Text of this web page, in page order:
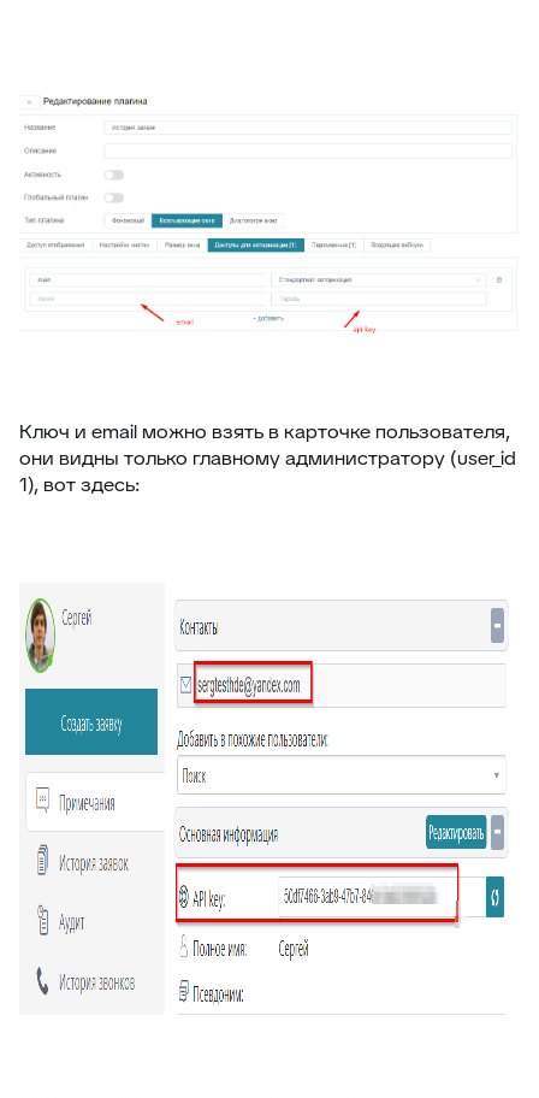
Ключ и email можно взять в карточке пользователя,
они видны только главному администратору (user_id
1), вот здесь: